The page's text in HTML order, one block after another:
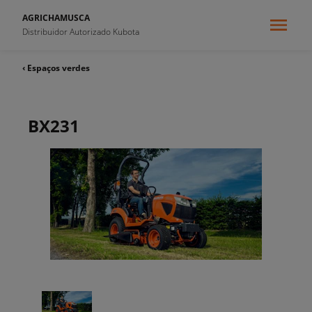
AGRICHAMUSCA
Distribuidor Autorizado Kubota
‹ Espaços verdes
BX231